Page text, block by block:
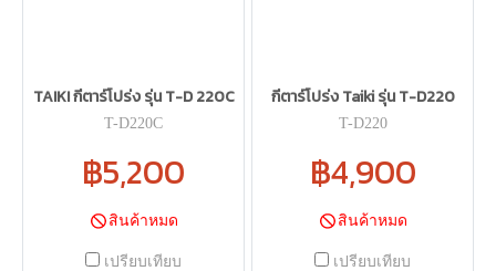
TAIKI กีตาร์โปร่ง รุ่น T-D 220C
T-D220C
฿5,200
สินค้าหมด
เปรียบเทียบ
กีตาร์โปร่ง Taiki รุ่น T-D220
T-D220
฿4,900
สินค้าหมด
เปรียบเทียบ